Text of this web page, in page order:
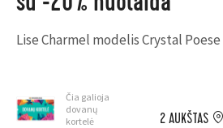
Lise Charmel modelis Crystal
Čia galioja
dovanų
kortelė
2 AUKŠTAS